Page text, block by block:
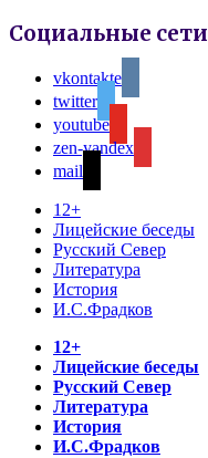
Социальные сети
vkontakte
twitter
youtube
zen-yandex
mail
12+
Лицейские беседы
Русский Север
Литература
История
И.С.Фрадков
12+
Лицейские беседы
Русский Север
Литература
История
И.С.Фрадков